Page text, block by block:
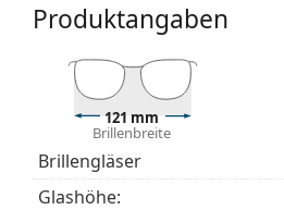
behalten länger die richtige
Zubehör
Wir liefern die Brille in
Entdecken Sie das gesamte
unserenBrillen-Ratgeber
,
Es ist ein Medizinprodukt.
Produktangaben
121 mm
Brillenbreite
Brillengläser
Glashöhe: